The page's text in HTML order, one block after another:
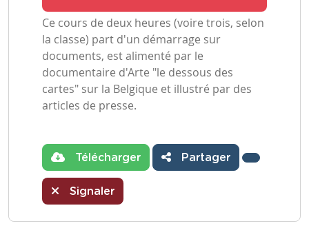
Ce cours de deux heures (voire trois, selon
la classe) part d'un démarrage sur
documents, est alimenté par le
documentaire d'Arte "le dessous des
cartes" sur la Belgique et illustré par des
articles de presse.
Télécharger Partager
Signaler